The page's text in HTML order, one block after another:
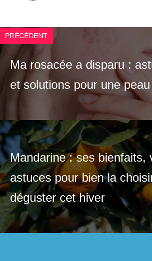
PRÉCÉDENT
Ma rosacée a disparu :
et solutions pour une
Mandarine : ses bienfaits,
astuces pour bien la
déguster cet hiver